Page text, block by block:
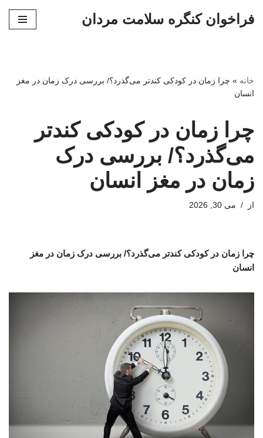
فراخوان کنگره سلامت مردان
خانه » چرا زمان در کودکی کندتر می‌گذرد؟/ بررسی درک زمان در مغز
انسان
چرا زمان در کودکی کندتر
می‌گذرد؟/ بررسی درک
زمان در مغز انسان
از می 30, 2026
چرا زمان در کودکی کندتر می‌گذرد؟/ بررسی درک زمان در مغز
انسان